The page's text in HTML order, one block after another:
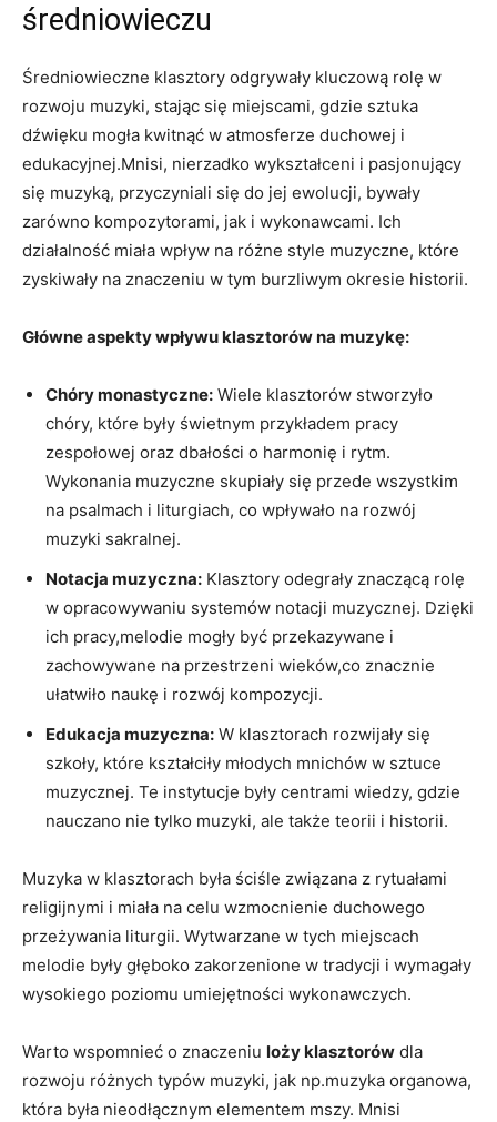
średniowieczu
Średniowieczne klasztory odgrywały kluczową rolę w
rozwoju muzyki, stając się miejscami, gdzie sztuka
dźwięku mogła kwitnąć w atmosferze duchowej i
edukacyjnej.Mnisi, nierzadko wykształceni i pasjonujący
się muzyką, przyczyniali się do jej ewolucji, bywały
zarówno kompozytorami, jak i wykonawcami. Ich
działalność miała wpływ na różne style muzyczne, które
zyskiwały na znaczeniu w tym burzliwym okresie historii.
Główne aspekty wpływu klasztorów na muzykę:
Chóry monastyczne: Wiele klasztorów stworzyło
chóry, które były świetnym przykładem pracy
zespołowej oraz dbałości o harmonię i rytm.
Wykonania muzyczne skupiały się przede wszystkim
na psalmach i liturgiach, co wpływało na rozwój
muzyki sakralnej.
Notacja muzyczna: Klasztory odegrały znaczącą rolę
w opracowywaniu systemów notacji muzycznej. Dzięki
ich pracy,melodie mogły być przekazywane i
zachowywane na przestrzeni wieków,co znacznie
ułatwiło naukę i rozwój kompozycji.
Edukacja muzyczna: W klasztorach rozwijały się
szkoły, które kształciły młodych mnichów w sztuce
muzycznej. Te instytucje były centrami wiedzy, gdzie
nauczano nie tylko muzyki, ale także teorii i historii.
Muzyka w klasztorach była ściśle związana z rytuałami
religijnymi i miała na celu wzmocnienie duchowego
przeżywania liturgii. Wytwarzane w tych miejscach
melodie były głęboko zakorzenione w tradycji i wymagały
wysokiego poziomu umiejętności wykonawczych.
Warto wspomnieć o znaczeniu loży klasztorów dla
rozwoju różnych typów muzyki, jak np.muzyka organowa,
która była nieodłącznym elementem mszy. Mnisi